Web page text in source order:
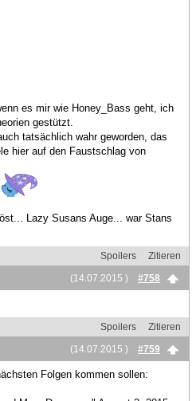
es mir wie Honey_Bass geht, ich
gestützt.
tatsächlich wahr geworden, das
hier auf den Faustschlag von
Lazy Susans Auge... war Stans
Spoilers
Zitieren
(14.07.2015 )
#758
Spoilers
Zitieren
(14.07.2015 )
#759
Folgen kommen sollen: